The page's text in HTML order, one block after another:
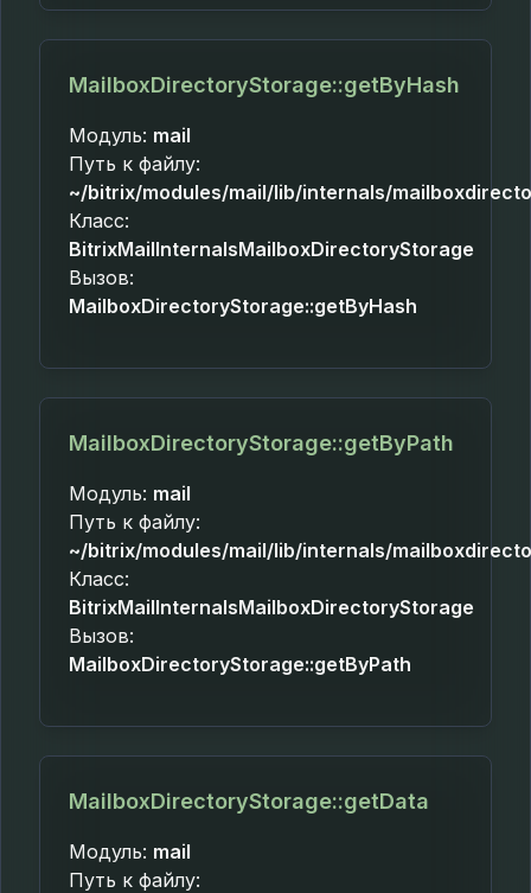
MailboxDirectoryStorage::getByHash
Модуль: mail
Путь к файлу:
~/bitrix/modules/mail/lib/internals/
Класс:
BitrixMailInternalsMailboxDirectoryStorage
Вызов:
MailboxDirectoryStorage::getByHash
MailboxDirectoryStorage::getByPath
Модуль: mail
Путь к файлу:
~/bitrix/modules/mail/lib/internals/
Класс:
BitrixMailInternalsMailboxDirectoryStorage
Вызов:
MailboxDirectoryStorage::getByPath
MailboxDirectoryStorage::getData
Модуль: mail
Путь к файлу: